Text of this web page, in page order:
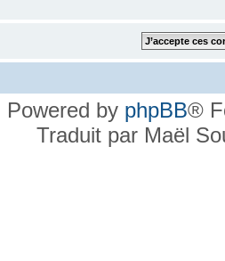
Powered by phpBB®
Traduit par Maël